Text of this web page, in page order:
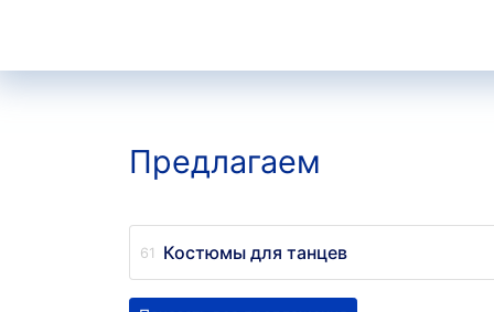
Предлагаем
Костюмы для танцев